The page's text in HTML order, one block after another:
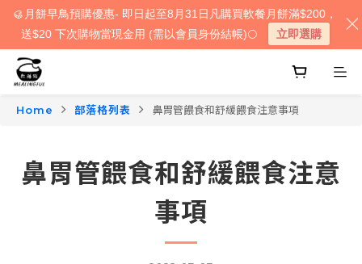
Home 部落格列表 鼻胃管餵食和舒緩餵食注意事項
鼻胃管餵食和舒緩餵食注意
事項
🥮月餅早鳥預購優惠- 即日起至8月31日凡購買軟餐月餅滿$200，
送$20 下次購物當現金用 (需以會員身份結帳)🌕
立即選購